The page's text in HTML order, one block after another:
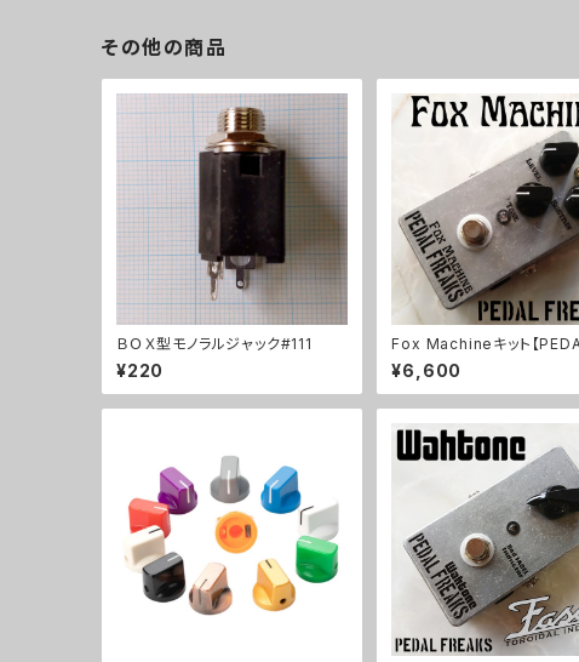
その他の商品
ＢＯＸ型モノラルジャック#111
¥220
Fox Machineキット【
EAKS】
¥6,600